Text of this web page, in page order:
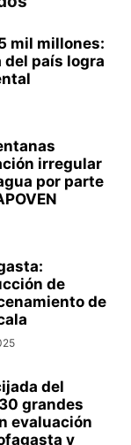
mil millones:
del país logra
irregular
por parte
de
de
del
grandes
evaluación
y